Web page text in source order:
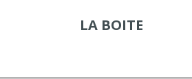
LA BOITE